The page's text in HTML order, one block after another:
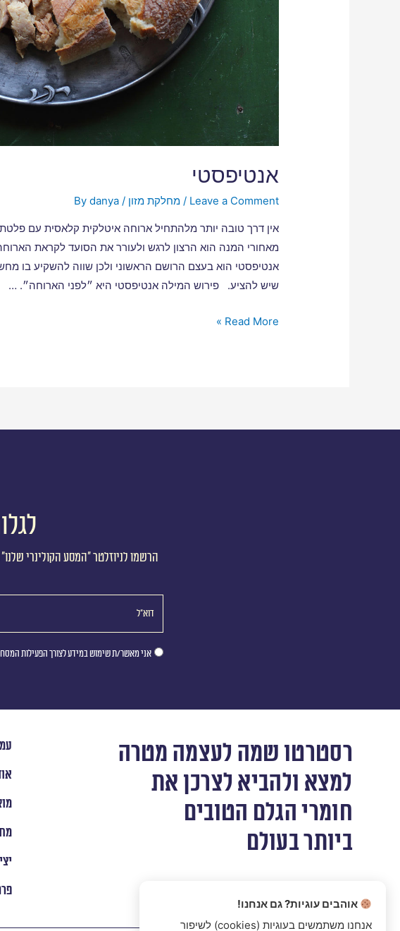
אנטיפסטי
Leave a Comment
/מחלקת מזון / By
danya
אין דרך טובה יותר מלהתחיל ארוחה איטלקית קלאסית עם
מאחורי המנה הוא הרצון לרגש ולעורר את הסועד לקראת
אנטיפסטי הוא בעצם הרושם הראשוני ולכן שווה להשקיע בו
שיש להציע. פירוש המילה אנטיפסטי היא ״לפני הארוחה״. …
Read More »
הרשמו לניוזלטר ״המסע הקולינרי
אני מאשר/ת שימוש במידע לצורך הפעילות
רסטרטו שמה לעצמה מטרה
למצא ולהביא לצרכן את
חומרי הגלם הטובים
ביותר בעולם
אוהבים עוגיות? גם אנחנו!
אנחנו משתמשים בעוגיות (cookies) לשיפור